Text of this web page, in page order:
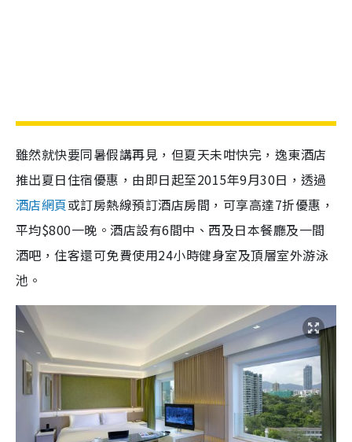
雖然就快要同暑假講再見，但夏天未咁快完，逸東酒店
推出夏日住宿優惠，由即日起至2015年9月30日，透過
酒店網頁或訂房熱線預訂酒店房間，可享高達7折優惠，
平均$800一晚。酒店設有6間中、西及日本餐廳及一間
酒吧，住客還可免費使用24小時健身室及頂層室外游泳
池。